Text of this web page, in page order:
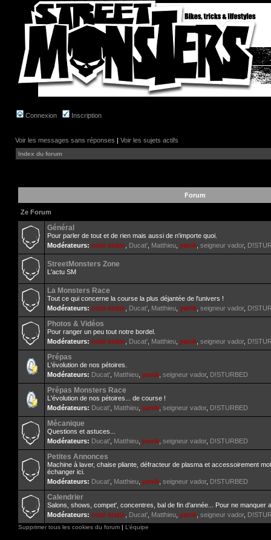
Connexion Inscription
Voir les messages sans réponses | Voir les sujets actifs
Index du forum
Forum
Ze Forum
Général
Pour parler de tout et de rien mais aussi de n'importe quoi.
Modérateurs: cold-static Ducat' Matthieu yanik seigneur vador,
StreetMonsters Zone
L'actu SM
La Monsters Race
Tout ce qui concerne la course la plus déjantée de l'univers !
Modérateurs: cold-static Ducat' Matthieu yanik seigneur vador,
Photos & Vidéos
Pour ranger un peu tout notre bordel.
Modérateurs: cold-static Ducat' Matthieu yanik seigneur vador,
Prépas
L'évolution de nos pétoires.
Modérateurs: Ducat' Matthieu yanik seigneur vador, D!STURBED
Prépas Monsters Race
L'évolution de nos pétoires... de course !
Modérateurs: Ducat' Matthieu yanik seigneur vador, D!STURBED
Mécanique
Questions et astuces...
Modérateurs: Ducat' Matthieu yanik seigneur vador, D!STURBED
Petites Annonces
Machine à laver, chaise pliante, défracteur de plasma et accessoirement
échanger ici.
Modérateurs: Ducat' Matthieu yanik seigneur vador, D!STURBED
Calendrier
Salons, shows, compet', concentres, bal de fin d'année... Pour ne manquer
Modérateurs: cold-static Ducat' Matthieu yanik seigneur vador,
Supprimer tous les cookies du forum | L’équipe